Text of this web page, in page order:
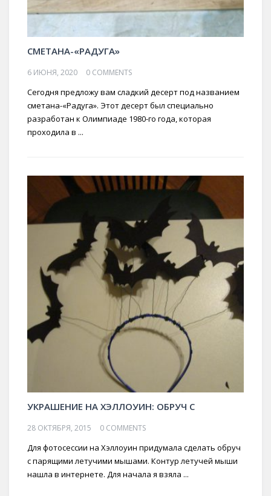
СМЕТАНА-«РАДУГА»
6 ИЮНЯ, 2020 0 COMMENTS
Сегодня предложу вам сладкий десерт под названием
сметана-«Радуга». Этот десерт был специально
разработан к Олимпиаде 1980-го года, которая
проходила в ...
УКРАШЕНИЕ НА ХЭЛЛОУИН: ОБРУЧ С
28 ОКТЯБРЯ, 2015 0 COMMENTS
Для фотосессии на Хэллоуин придумала сделать обруч
с парящими летучими мышами. Контур летучей мыши
нашла в интернете. Для начала я взяла ...